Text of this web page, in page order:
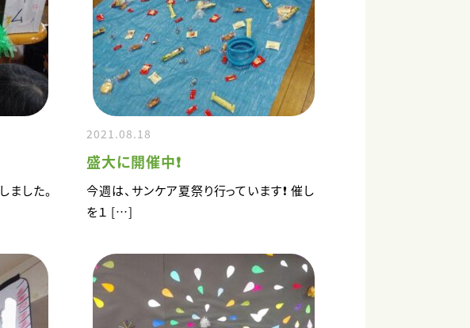
した。
2021.08.18
盛大に開催中❗
今週は、サンケア夏祭り行っています❗ 催し
を１ […]